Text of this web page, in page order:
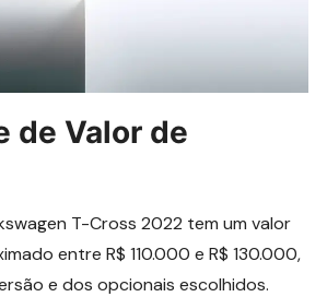
de Valor de
T-Cross 2022 tem um valor
entre R$ 110.000 e R$ 130.000,
e dos opcionais escolhidos.